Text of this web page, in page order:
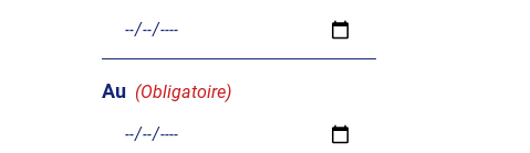
Au (Obligatoire)